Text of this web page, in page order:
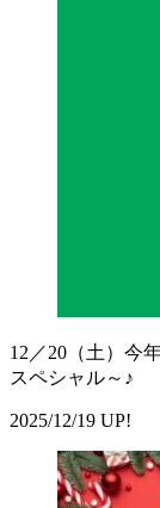
12／20（土）今
スペシャル～♪
2025/12/19 UP!